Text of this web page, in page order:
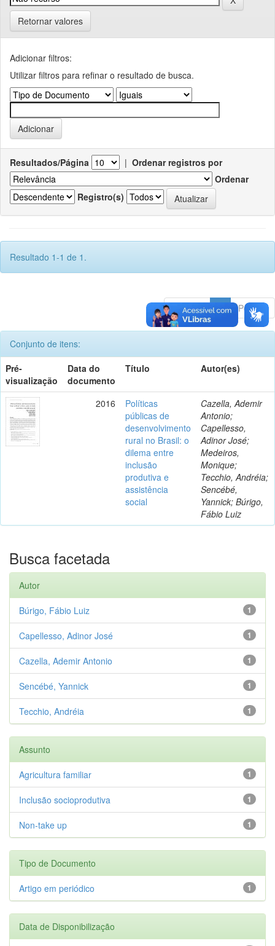
Retornar valores
Adicionar filtros:
Utilizar filtros para refinar o resultado de busca.
Resultados/Página | Ordenar registros por
Ordenar
Registro(s)
Resultado 1-1 de 1.
Anterior 1 Póximo
Conjunto de itens:
Pré-
visualização
Data do
documento
Título Autor(es)
2016
Políticas
públicas de
desenvolvimento
rural no Brasil: o
dilema entre
inclusão
produtiva e
assistência
social
Cazella, Ademir
Antonio;
Capellesso,
Adinor José;
Medeiros,
Monique;
Tecchio, Andréia;
Sencébé,
Yannick; Búrigo,
Fábio Luiz
Busca facetada
Autor
1
Búrigo, Fábio Luiz
1
Capellesso, Adinor José
1
Cazella, Ademir Antonio
1
Sencébé, Yannick
1
Tecchio, Andréia
Assunto
1
Agricultura familiar
1
Inclusão socioprodutiva
1
Non-take up
Tipo de Documento
1
Artigo em periódico
Data de Disponibilização